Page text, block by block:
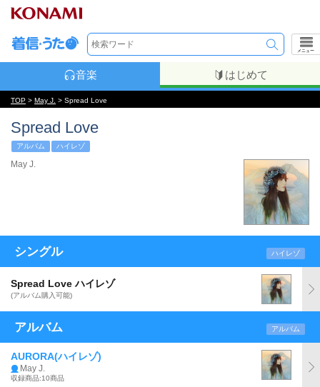
メニュー
音楽 はじめて
TOP > May J. > Spread Love
Spread Love
アルバム ハイレゾ
May J.
シングル ハイレゾ
Spread Love ハイレゾ
(アルバム購入可能)
アルバム アルバム
AURORA(ハイレゾ)
May J.
収録商品:10商品